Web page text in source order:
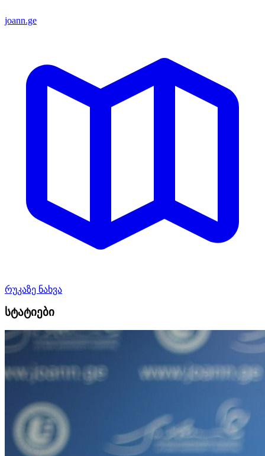
joann.ge
რუკაზე ნახვა
სტატიები